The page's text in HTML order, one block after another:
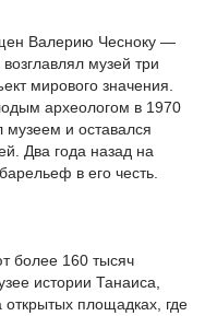
Валерию Чесноку —
музей три
мирового значения.
археологом в 1970
музеем и оставался
Два года назад на
в его честь.
более 160 тысяч
истории Танаиса,
открытых площадках, где